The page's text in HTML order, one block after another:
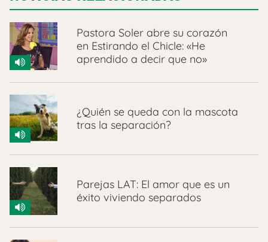
Pastora Soler abre su corazón
en Estirando el Chicle: «He
aprendido a decir que no»
¿Quién se queda con la mascota
tras la separación?
Parejas LAT: El amor que es un
éxito viviendo separados